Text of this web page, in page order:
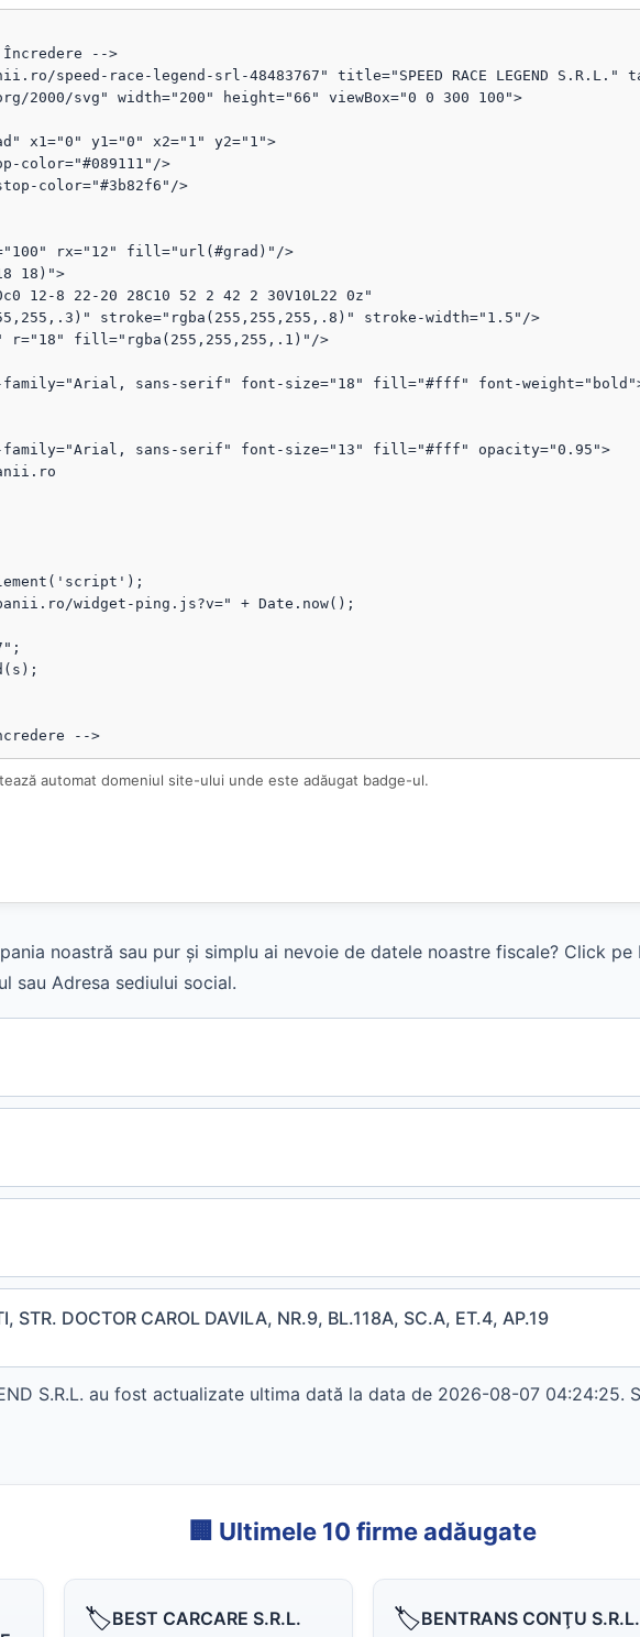
Încredere -->
speed-race-legend-srl-48483767" title="SPEED RACE LEGEND S.R.L."
2000/svg" width="200" height="66" viewBox="0 0 300 100">
-->
automat domeniul site-ului unde este adăugat badge-ul.
noastră sau pur și simplu ai nevoie de datele noastre fiscale? Click
sau Adresa sediului social.
STR. DOCTOR CAROL DAVILA, NR.9, BL.118A, SC.A, ET.4, AP.19
S.R.L. au fost actualizate ultima dată la data de 2026-08-07 04:24:25.
🏢 Ultimele 10 firme adăugate
🏷️BEST CARCARE S.R.L. 🏷️BENTRANS CONŢU S.R.L.